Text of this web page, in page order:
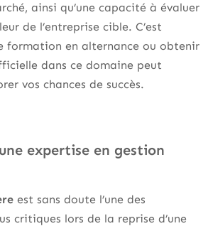
ainsi qu’une capacité à évaluer
de l’entreprise cible. C’est
formation en alternance ou obtenir
dans ce domaine peut
vos chances de succès.
expertise en gestion
est sans doute l’une des
critiques lors de la reprise d’une